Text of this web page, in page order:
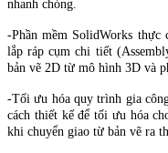
nhanh chóng.
-Phần mềm SolidWorks
lắp ráp cụm chi tiết
bản vẽ 2D từ mô hình 3D và
-Tối ưu hóa quy trình gia
cách thiết kế để tối ưu hóa
khi chuyển giao từ bản vẽ ra